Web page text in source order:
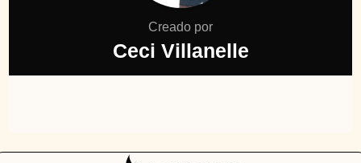
Creado por
Ceci Villanelle